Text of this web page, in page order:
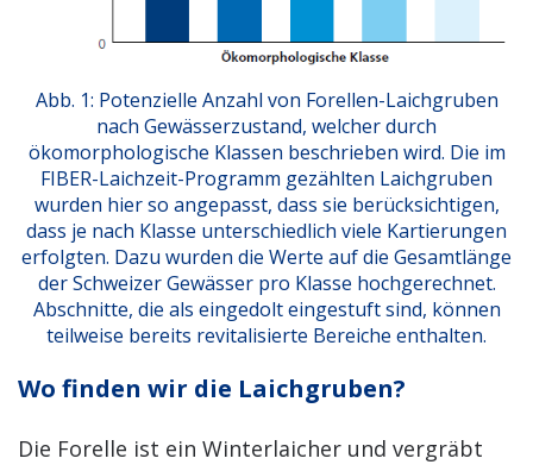
Abb. 1: Potenzielle Anzahl von Forellen-Laichgruben
nach Gewässerzustand, welcher durch
ökomorphologische Klassen beschrieben wird. Die im
FIBER-Laichzeit-Programm gezählten Laichgruben
wurden hier so angepasst, dass sie berücksichtigen,
dass je nach Klasse unterschiedlich viele Kartierungen
erfolgten. Dazu wurden die Werte auf die Gesamtlänge
der Schweizer Gewässer pro Klasse hochgerechnet.
Abschnitte, die als eingedolt eingestuft sind, können
teilweise bereits revitalisierte Bereiche enthalten.
Wo finden wir die Laichgruben?
Die Forelle ist ein Winterlaicher und vergräbt